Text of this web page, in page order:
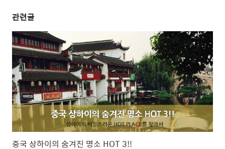
관련글
중국 상하이의 숨겨진 명소 HOT 3!!